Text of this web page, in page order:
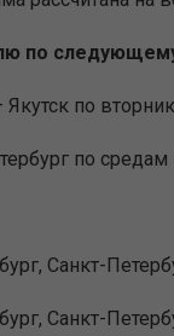
по
по
по средам
Санкт-
Санкт-